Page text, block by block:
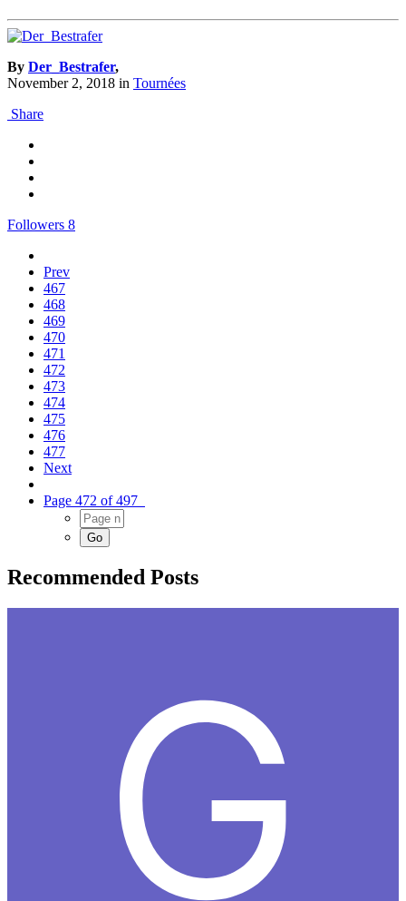
By Der_Bestrafer,
November 2, 2018 in Tournées
Share
Followers 8
Prev
467
468
469
470
471
472
473
474
475
476
477
Next
Page 472 of 497
Recommended Posts